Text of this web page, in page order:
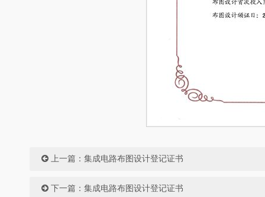
上一篇： 集成电路布图设计登记证书
下一篇： 集成电路布图设计登记证书